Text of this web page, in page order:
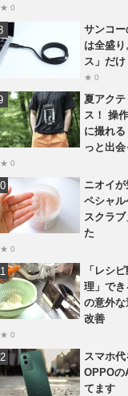
★ 0
サンコ
は全盛
ス」だけ
★ 0
夏アク
ス！ 操
に撮れ
っと出会
★ 0
ニオイ
ペシャ
スクラ
た
★ 0
「レシ
理」で
の意外
改善
★ 0
スマホ代
OPPOの
てます